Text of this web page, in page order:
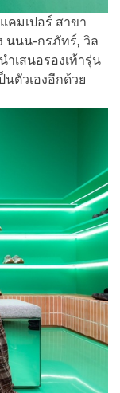
คมเปอร์ สาขา
นนน-กรภัทร์, วิล
ำเสนอรองเท้ารุ่น
ตัวเองอีกด้วย